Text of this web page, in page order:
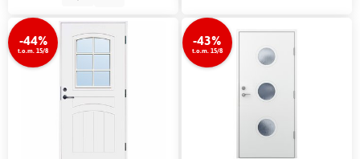
-44%
t.o.m. 15/8
-43%
t.o.m. 15/8